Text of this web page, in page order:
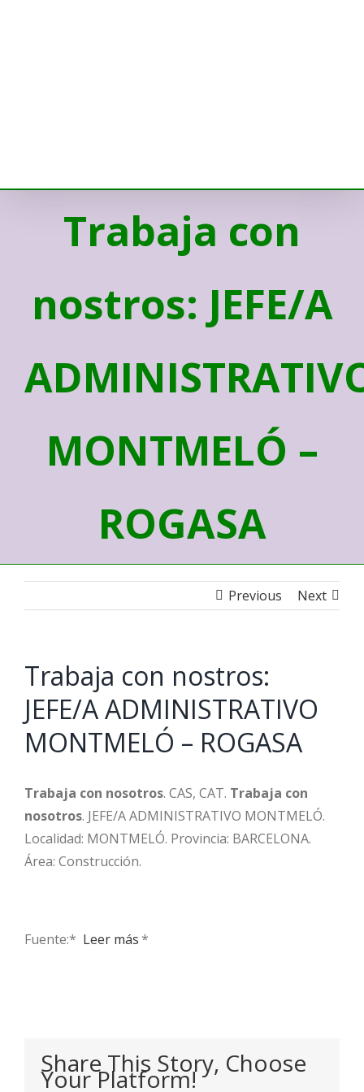
Trabaja con
nostros: JEFE/A
MONTMELÓ –
ROGASA
Previous Next
Trabaja con nostros:
JEFE/A ADMINISTRATIVO
MONTMELÓ – ROGASA
Trabaja con nosotros. CAS, CAT. Trabaja con
nosotros. JEFE/A ADMINISTRATIVO MONTMELÓ.
Localidad: MONTMELÓ. Provincia: BARCELONA.
Área: Construcción.
Fuente:* ​ Leer más*
Share This Story, Choose
Your Platform!